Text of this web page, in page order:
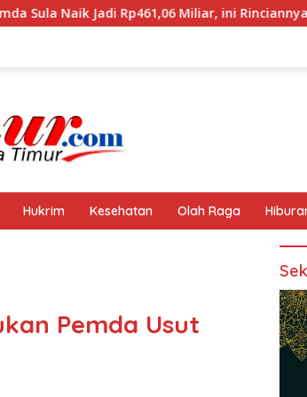
Miliar, ini Rinciannya Polres
Hukrim Kesehatan Olah Raga
Pemda Usut